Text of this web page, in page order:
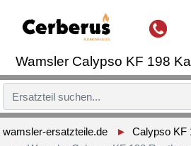
Wamsler Calypso KF 198
wamsler-ersatzteile.de
Calypso KF